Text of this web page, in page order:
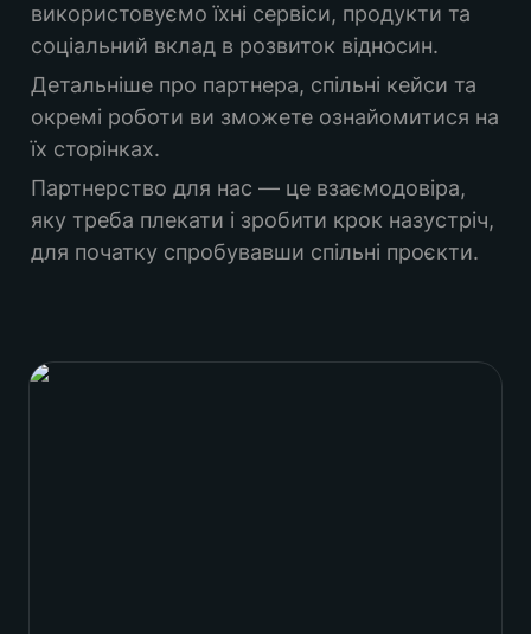
використовуємо їхні сервіси, продукти та
соціальний вклад в розвиток відносин.
Детальніше про партнера, спільні кейси та
окремі роботи ви зможете ознайомитися на
їх сторінках.
Партнерство для нас — це взаємодовіра,
яку треба плекати і зробити крок назустріч,
для початку спробувавши спільні проєкти.
Contrast Interior Design